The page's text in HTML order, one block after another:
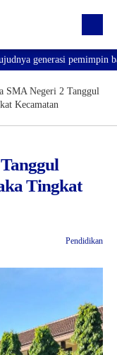
generasi pemimpin
SMA Negeri 2 Tanggul
Kecamatan
Tingkat
Pendidikan